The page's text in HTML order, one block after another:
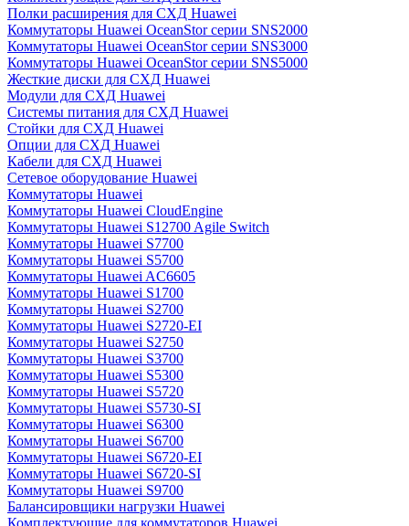
Полки расширения для СХД Huawei
Коммутаторы Huawei OceanStor серии SNS2000
Коммутаторы Huawei OceanStor серии SNS3000
Коммутаторы Huawei OceanStor серии SNS5000
Жесткие диски для СХД Huawei
Модули для СХД Huawei
Системы питания для СХД Huawei
Стойки для СХД Huawei
Опции для СХД Huawei
Кабели для СХД Huawei
Сетевое оборудование Huawei
Коммутаторы Huawei
Коммутаторы Huawei CloudEngine
Коммутаторы Huawei S12700 Agile Switch
Коммутаторы Huawei S7700
Коммутаторы Huawei S5700
Коммутаторы Huawei AC6605
Коммутаторы Huawei S1700
Коммутаторы Huawei S2700
Коммутаторы Huawei S2720-EI
Коммутаторы Huawei S2750
Коммутаторы Huawei S3700
Коммутаторы Huawei S5300
Коммутаторы Huawei S5720
Коммутаторы Huawei S5730-SI
Коммутаторы Huawei S6300
Коммутаторы Huawei S6700
Коммутаторы Huawei S6720-EI
Коммутаторы Huawei S6720-SI
Коммутаторы Huawei S9700
Балансировщики нагрузки Huawei
Комплектующие для коммутаторов Huawei